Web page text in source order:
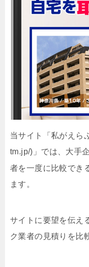
当サイト「私がえら
tm.jp/)」では、大手
者を一度に比較でき
ます。
サイトに要望を伝え
ク業者の見積りを比